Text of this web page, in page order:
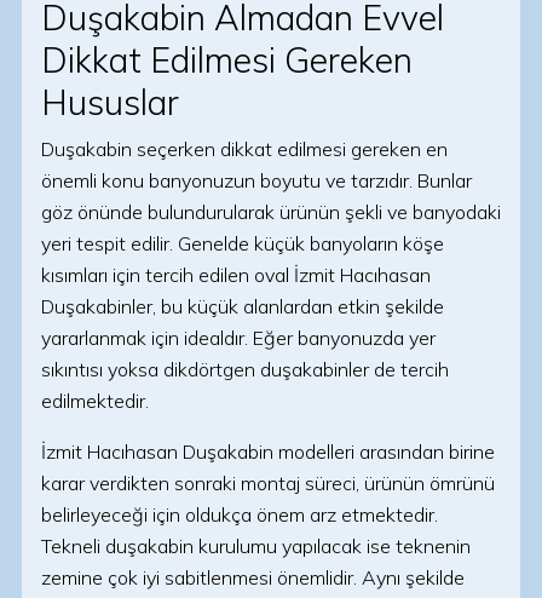
Duşakabin Almadan Evvel
Dikkat Edilmesi Gereken
Hususlar
Duşakabin seçerken dikkat edilmesi gereken en
önemli konu banyonuzun boyutu ve tarzıdır. Bunlar
göz önünde bulundurularak ürünün şekli ve banyodaki
yeri tespit edilir. Genelde küçük banyoların köşe
kısımları için tercih edilen oval İzmit Hacıhasan
Duşakabinler, bu küçük alanlardan etkin şekilde
yararlanmak için idealdır. Eğer banyonuzda yer
sıkıntısı yoksa dikdörtgen duşakabinler de tercih
edilmektedir.
İzmit Hacıhasan Duşakabin modelleri arasından birine
karar verdikten sonraki montaj süreci, ürünün ömrünü
belirleyeceği için oldukça önem arz etmektedir.
Tekneli duşakabin kurulumu yapılacak ise teknenin
zemine çok iyi sabitlenmesi önemlidir. Aynı şekilde